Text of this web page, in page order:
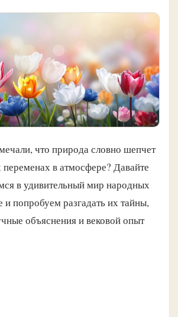
что природа словно шепчет
в атмосфере? Давайте
в удивительный мир народных
и попробуем разгадать их тайны,
объяснения и вековой опыт